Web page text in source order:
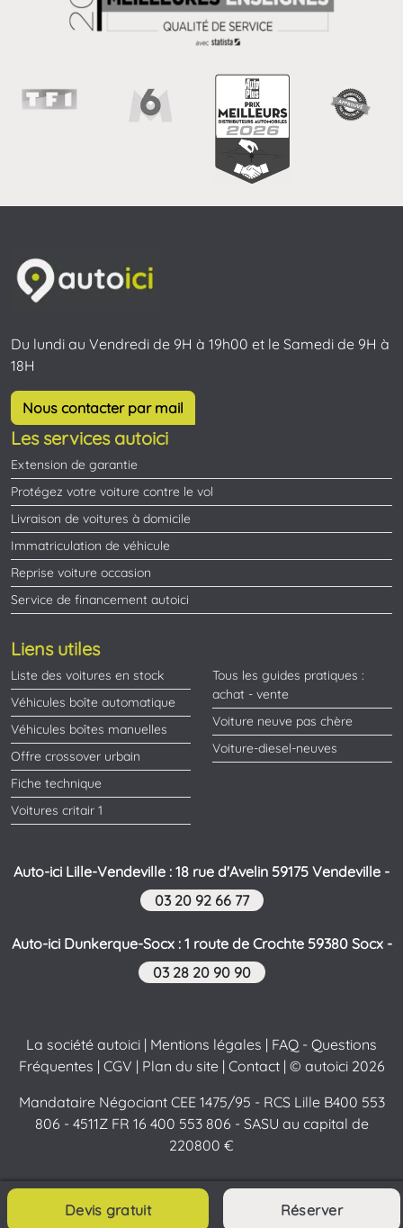
Devis gratuit Réserver
Du lundi au Vendredi de 9H à 19h00 et le Samedi de 9H à
18H
Nous contacter par mail
Les services autoici
Extension de garantie
Protégez votre voiture contre le vol
Livraison de voitures à domicile
Immatriculation de véhicule
Reprise voiture occasion
Service de financement autoici
Liens utiles
Liste des voitures en stock
Véhicules boîte automatique
Véhicules boîtes manuelles
Offre crossover urbain
Fiche technique
Voitures critair 1
Tous les guides pratiques :
achat - vente
Voiture neuve pas chère
Voiture-diesel-neuves
Auto-ici Lille-Vendeville : 18 rue d'Avelin 59175 Vendeville -
03 20 92 66 77
Auto-ici Dunkerque-Socx : 1 route de Crochte 59380 Socx -
03 28 20 90 90
La société autoici | Mentions légales | FAQ - Questions
Fréquentes | CGV | Plan du site| Contact| © autoici 2026
Mandataire Négociant CEE 1475/95 - RCS Lille B400 553
806 - 4511Z FR 16 400 553 806 - SASU au capital de
220800 €